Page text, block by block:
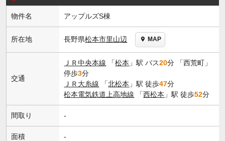
物件名 アップルズS棟
所在地 長野県松本市里山辺 MAP
交通
ＪＲ中央本線 「松本 」駅 バス20分 「西荒町」
停歩3分
ＪＲ大糸線 「北松本 」駅 徒歩47分
松本電気鉄道上高地線 「西松本 」駅 徒歩52分
間取り -
面積 -